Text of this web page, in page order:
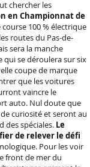
chercher les
en Championnat de
100 % électrique
routes du Pas-de-
sera la manche
qui se déroulera sur six
coupe de marque
que les voitures
vaincre le
auto. Nul doute que
curiosité et seront au
des spéciales. Le
de relever le défi
Pour les voir
front de mer du